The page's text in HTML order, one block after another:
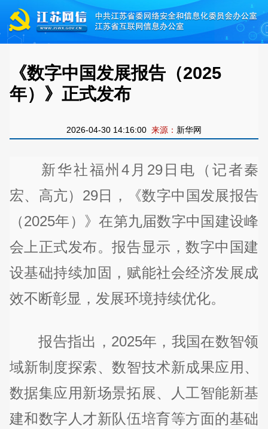
《数字中国发展报告（2025
年）》正式发布
2026-04-30 14:16:00 来源： 新华网
新华社福州4月29日电（记者秦
宏、高亢）29日，《数字中国发展报告
（2025年）》在第九届数字中国建设峰
会上正式发布。报告显示，数字中国建
设基础持续加固，赋能社会经济发展成
效不断彰显，发展环境持续优化。
报告指出，2025年，我国在数智领
域新制度探索、数智技术新成果应用、
数据集应用新场景拓展、人工智能新基
建和数字人才新队伍培育等方面的基础